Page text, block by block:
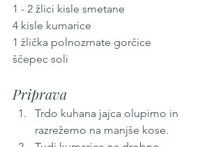
1 - 2 žlici kisle smetane
4 kisle kumarice
1 žlička polnozrnate gorčice
ščepec soli
Priprava
Trdo kuhana jajca olupimo in
razrežemo na manjše kose.